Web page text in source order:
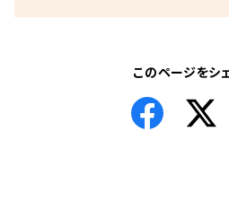
このページをシ